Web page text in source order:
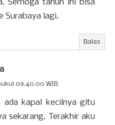
Semoga tahun ini bisa
Surabaya lagi.
Balas
09.40.00 WIB
ada kapal kecilnya gitu
sekarang. Terakhir aku